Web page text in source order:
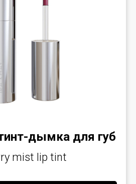
дымка для губ
mist lip tint